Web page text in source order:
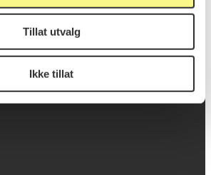
Tillat utvalg
Ikke tillat